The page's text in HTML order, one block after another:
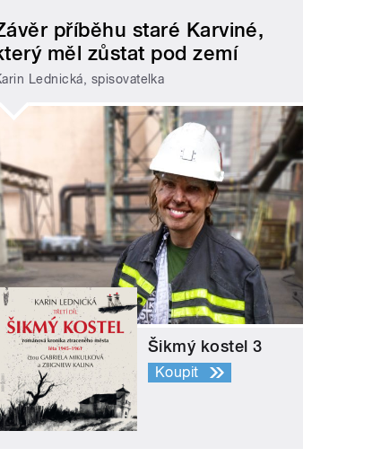
příběhu staré Karviné,
měl zůstat pod zemí
Lednická, spisovatelka
Šikmý kostel 3
Koupit